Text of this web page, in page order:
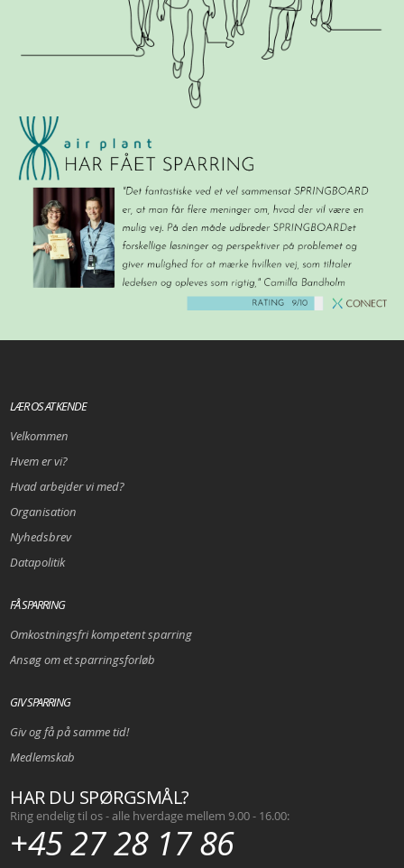
LÆR OS AT KENDE
Velkommen
Hvem er vi?
Hvad arbejder vi med?
Organisation
Nyhedsbrev
Datapolitik
FÅ SPARRING
Omkostningsfri kompetent sparring
Ansøg om et sparringsforløb
GIV SPARRING
Giv og få på samme tid!
Medlemskab
HAR DU SPØRGSMÅL?
Ring endelig til os - alle hverdage mellem 9.00 - 16.00:
+45 27 28 17 86